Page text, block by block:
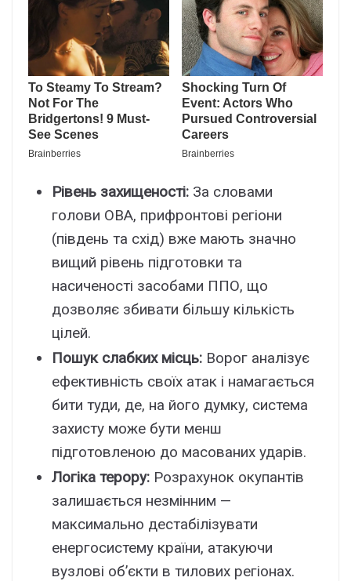
Рівень захищеності: За словами
голови ОВА, прифронтові регіони
(південь та схід) вже мають значно
вищий рівень підготовки та
насиченості засобами ППО, що
дозволяє збивати більшу кількість
цілей.
Пошук слабких місць: Ворог аналізує
ефективність своїх атак і намагається
бити туди, де, на його думку, система
захисту може бути менш
підготовленою до масованих ударів.
Логіка терору: Розрахунок окупантів
залишається незмінним —
максимально дестабілізувати
енергосистему країни, атакуючи
вузлові об’єкти в тилових регіонах.